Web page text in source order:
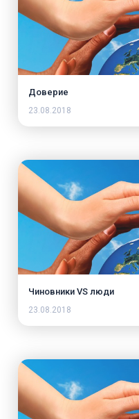
Доверие
23.08.2018
Чиновники VS люди
23.08.2018